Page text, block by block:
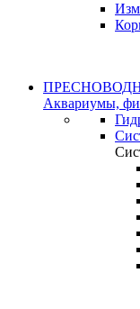
Аквариумы,